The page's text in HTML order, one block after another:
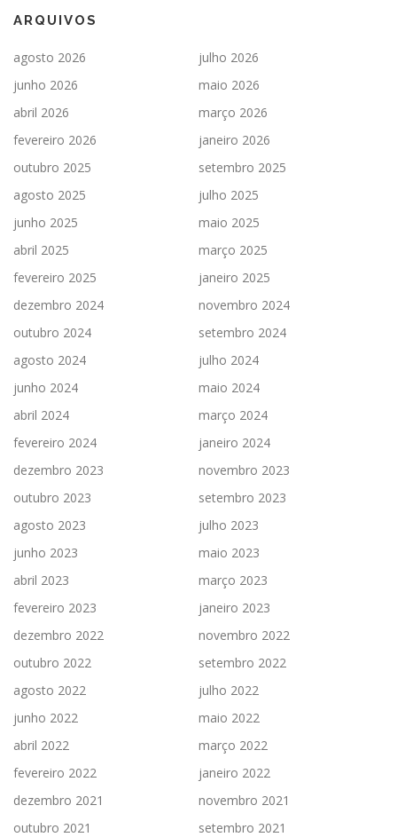
ARQUIVOS
agosto 2026
julho 2026
junho 2026
maio 2026
abril 2026
março 2026
fevereiro 2026
janeiro 2026
outubro 2025
setembro 2025
agosto 2025
julho 2025
junho 2025
maio 2025
abril 2025
março 2025
fevereiro 2025
janeiro 2025
dezembro 2024
novembro 2024
outubro 2024
setembro 2024
agosto 2024
julho 2024
junho 2024
maio 2024
abril 2024
março 2024
fevereiro 2024
janeiro 2024
dezembro 2023
novembro 2023
outubro 2023
setembro 2023
agosto 2023
julho 2023
junho 2023
maio 2023
abril 2023
março 2023
fevereiro 2023
janeiro 2023
dezembro 2022
novembro 2022
outubro 2022
setembro 2022
agosto 2022
julho 2022
junho 2022
maio 2022
abril 2022
março 2022
fevereiro 2022
janeiro 2022
dezembro 2021
novembro 2021
outubro 2021
setembro 2021